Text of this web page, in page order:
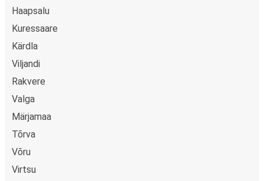
Haapsalu
Kuressaare
Kärdla
Viljandi
Rakvere
Valga
Märjamaa
Tõrva
Võru
Virtsu